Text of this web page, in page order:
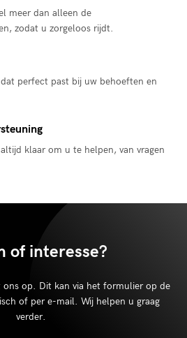
meer dan alleen de
zodat u zorgeloos rijdt.
perfect past bij uw behoeften en
klaar om u te helpen, van vragen
of interesse?
ons op. Dit kan via het formulier op de
of per e-mail. Wij helpen u graag
verder.